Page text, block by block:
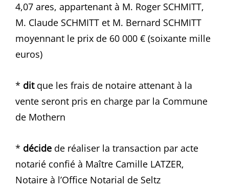
4,07 ares, appartenant à M. Roger SCHMITT,
M. Claude SCHMITT et M. Bernard SCHMITT
moyennant le prix de 60 000 € (soixante mille
euros)
* ditque les frais de notaire attenant à la
vente seront pris en charge par la Commune
de Mothern
* décide de réaliser la transaction par acte
notarié confié à Maître Camille LATZER,
Notaire à l’Office Notarial de Seltz